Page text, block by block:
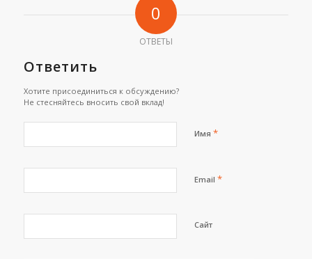
0
ОТВЕТЫ
Ответить
Хотите присоединиться к обсуждению?
Не стесняйтесь вносить свой вклад!
Имя *
Email *
Сайт